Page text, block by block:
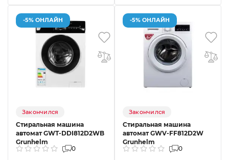
-5% ОНЛАЙН
Закончился
Стиральная машина
автомат GWT-DDI812D2WB
Grunhelm
0
-5% ОНЛАЙН
Закончился
Стиральная машина
автомат GWV-FF812D2W
Grunhelm
0